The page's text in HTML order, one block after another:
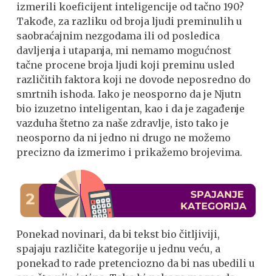
izmerili koeficijent inteligencije od tačno 190?
Takođe, za razliku od broja ljudi preminulih u
saobraćajnim nezgodama ili od posledica
davljenja i utapanja, mi nemamo mogućnost
tačne procene broja ljudi koji preminu usled
različitih faktora koji ne dovode neposredno do
smrtnih ishoda. Iako je neosporno da je Njutn
bio izuzetno inteligentan, kao i da je zagađenje
vazduha štetno za naše zdravlje, isto tako je
neosporno da ni jedno ni drugo ne možemo
precizno da izmerimo i prikažemo brojevima.
Ponekad novinari, da bi tekst bio čitljiviji,
spajaju različite kategorije u jednu veću, a
ponekad to rade pretenciozno da bi nas ubedili u